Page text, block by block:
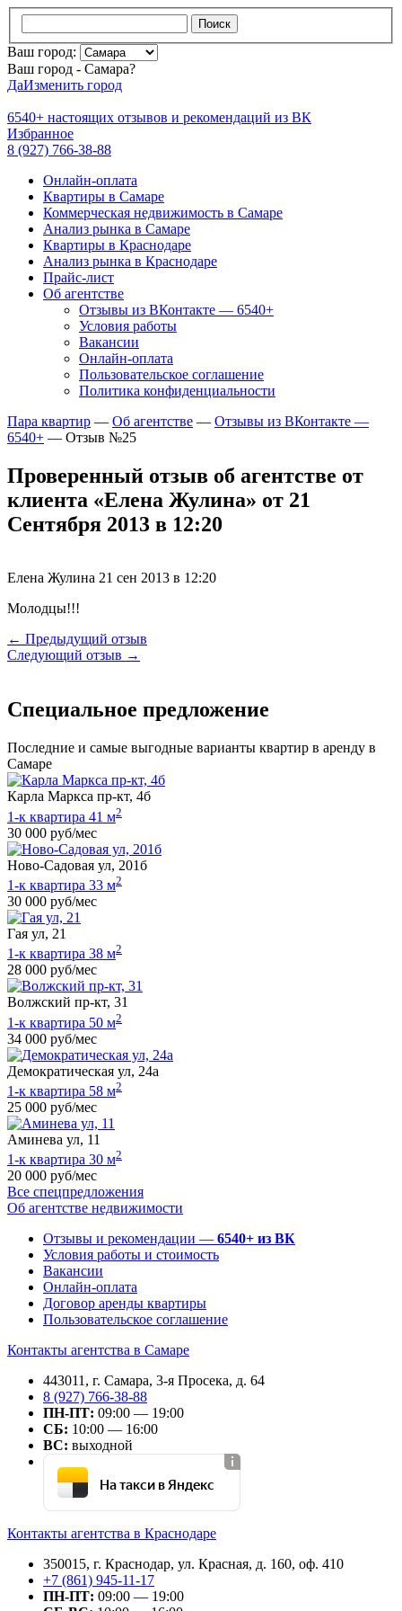
Поиск
Ваш город:
Ваш город - Самара?
ДаИзменить город
6540+ настоящих отзывов и рекомендаций из ВК
Избранное
8 (927) 766-38-88
Онлайн-оплата
Квартиры в Самаре
Коммерческая недвижимость в Самаре
Анализ рынка в Самаре
Квартиры в Краснодаре
Анализ рынка в Краснодаре
Прайс-лист
Об агентстве
Отзывы из ВКонтакте — 6540+
Условия работы
Вакансии
Онлайн-оплата
Пользовательское соглашение
Политика конфиденциальности
Пара квартир — Об агентстве — Отзывы из ВКонтакте —
6540+ — Отзыв №25
Проверенный отзыв об агентстве от
клиента «Елена Жулина» от 21
Сентября 2013 в 12:20
Елена Жулина 21 сен 2013 в 12:20
Молодцы!!!
← Предыдущий отзыв
Следующий отзыв →
Специальное предложение
Последние и самые выгодные варианты квартир в аренду в
Самаре
Карла Маркса пр-кт, 4б
1-к квартира 41 м2
30 000 руб/мес
Ново-Садовая ул, 201б
1-к квартира 33 м2
30 000 руб/мес
Гая ул, 21
1-к квартира 38 м2
28 000 руб/мес
Волжский пр-кт, 31
1-к квартира 50 м2
34 000 руб/мес
Демократическая ул, 24а
1-к квартира 58 м2
25 000 руб/мес
Аминева ул, 11
1-к квартира 30 м2
20 000 руб/мес
Все спецпредложения
Об агентстве недвижимости
Отзывы и рекомендации — 6540+ из ВК
Условия работы и стоимость
Вакансии
Онлайн-оплата
Договор аренды квартиры
Пользовательское соглашение
Контакты агентства в Самаре
443011, г. Самара, 3-я Просека, д. 64
8 (927) 766-38-88
ПН-ПТ: 09:00 — 19:00
СБ: 10:00 — 16:00
ВС: выходной
На такси в Яндекс
Контакты агентства в Краснодаре
350015, г. Краснодар, ул. Красная, д. 160, оф. 410
+7 (861) 945-11-17
ПН-ПТ: 09:00 — 19:00